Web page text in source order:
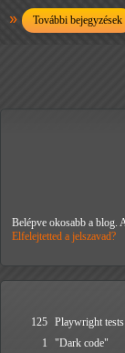
További bejegyzések
Belépve okosabb a blog.
Elfelejtetted a jelszavad?
125 Playwright
1
"Dark code"